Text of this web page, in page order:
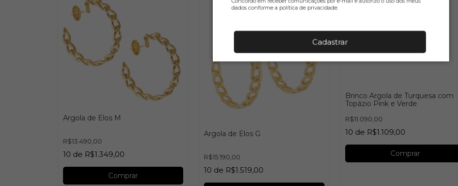
dados conforme a política de privacidade.
Cadastrar
Argola de Elos M
R$13.490,00
10 de R$1.349,00
Comprar
Argola de Elos G
R$15.190,00
10 de R$1.519,00
Brinco Argola de Turquesa com
Topázio Pink e Verde
R$11.090,00
10 de R$1.109,00
Comprar